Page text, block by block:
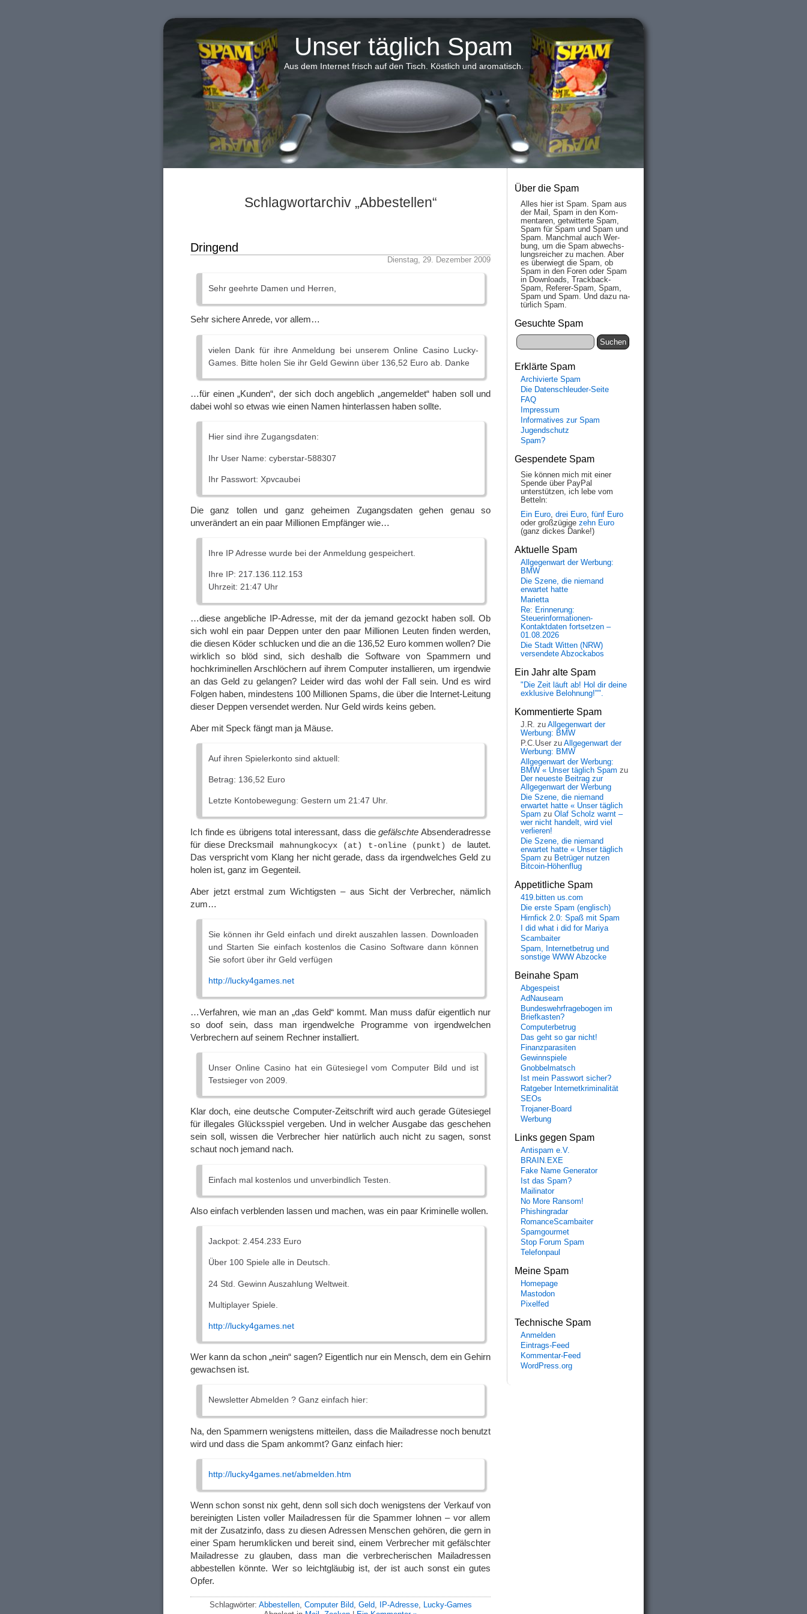
Unser täglich Spam
Aus dem Internet frisch auf den Tisch. Köstlich und aromatisch.
Schlagwortarchiv „Abbestellen“
Dringend
Dienstag, 29. Dezember 2009
Sehr geehrte Damen und Herren,
Sehr sichere Anrede, vor allem…
vielen Dank für ihre Anmeldung bei unserem Online Casino Lucky-
Games. Bitte holen Sie ihr Geld Gewinn über 136,52 Euro ab. Danke
…für einen „Kunden“, der sich doch angeblich „angemeldet“ haben soll und
dabei wohl so etwas wie einen Namen hinterlassen haben sollte.
Hier sind ihre Zugangsdaten:
Ihr User Name: cyberstar-588307
Ihr Passwort: Xpvcaubei
Die ganz tollen und ganz geheimen Zugangsdaten gehen genau so
unverändert an ein paar Millionen Empfänger wie…
Ihre IP Adresse wurde bei der Anmeldung gespeichert.
Ihre IP: 217.136.112.153
Uhrzeit: 21:47 Uhr
…diese angebliche IP-Adresse, mit der da jemand gezockt haben soll. Ob
sich wohl ein paar Deppen unter den paar Millionen Leuten finden werden,
die diesen Köder schlucken und die an die 136,52 Euro kommen wollen? Die
wirklich so blöd sind, sich deshalb die Software von Spammern und
hochkriminellen Arschlöchern auf ihrem Computer installieren, um irgendwie
an das Geld zu gelangen? Leider wird das wohl der Fall sein. Und es wird
Folgen haben, mindestens 100 Millionen Spams, die über die Internet-Leitung
dieser Deppen versendet werden. Nur Geld wirds keins geben.
Aber mit Speck fängt man ja Mäuse.
Auf ihren Spielerkonto sind aktuell:
Betrag: 136,52 Euro
Letzte Kontobewegung: Gestern um 21:47 Uhr.
Ich finde es übrigens total interessant, dass diegefälschte Absenderadresse
für diese Drecksmail
mahnungkocyx (at) t-online (punkt) de
lautet.
Das verspricht vom Klang her nicht gerade, dass da irgendwelches Geld zu
holen ist, ganz im Gegenteil.
Aber jetzt erstmal zum Wichtigsten – aus Sicht der Verbrecher, nämlich
zum…
Sie können ihr Geld einfach und direkt auszahlen lassen. Downloaden
und Starten Sie einfach kostenlos die Casino Software dann können
Sie sofort über ihr Geld verfügen
http://lucky4games.net
…Verfahren, wie man an „das Geld“ kommt. Man muss dafür eigentlich nur
so doof sein, dass man irgendwelche Programme von irgendwelchen
Verbrechern auf seinem Rechner installiert.
Unser Online Casino hat ein Gütesiegel vom Computer Bild und ist
Testsieger von 2009.
Klar doch, eine deutsche Computer-Zeitschrift wird auch gerade Gütesiegel
für illegales Glücksspiel vergeben. Und in welcher Ausgabe das geschehen
sein soll, wissen die Verbrecher hier natürlich auch nicht zu sagen, sonst
schaut noch jemand nach.
Einfach mal kostenlos und unverbindlich Testen.
Also einfach verblenden lassen und machen, was ein paar Kriminelle wollen.
Jackpot: 2.454.233 Euro
Über 100 Spiele alle in Deutsch.
24 Std. Gewinn Auszahlung Weltweit.
Multiplayer Spiele.
http://lucky4games.net
Wer kann da schon „nein“ sagen? Eigentlich nur ein Mensch, dem ein Gehirn
gewachsen ist.
Newsletter Abmelden ? Ganz einfach hier:
Na, den Spammern wenigstens mitteilen, dass die Mailadresse noch benutzt
wird und dass die Spam ankommt? Ganz einfach hier:
http://lucky4games.net/abmelden.htm
Wenn schon sonst nix geht, denn soll sich doch wenigstens der Verkauf von
bereinigten Listen voller Mailadressen für die Spammer lohnen – vor allem
mit der Zusatzinfo, dass zu diesen Adressen Menschen gehören, die gern in
einer Spam herumklicken und bereit sind, einem Verbrecher mit gefälschter
Mailadresse zu glauben, dass man die verbrecherischen Mailadressen
abbestellen könnte. Wer so leichtgläubig ist, der ist auch sonst ein gutes
Opfer.
Schlagwörter: Abbestellen, Computer Bild, Geld, IP-Adresse, Lucky-Games
Über die Spam
Alles hier ist Spam. Spam aus
der Mail, Spam in den Kom­
men­taren, ge­twit­ter­te Spam,
Spam für Spam und Spam und
Spam. Manch­mal auch Wer­
bung, um die Spam ab­wechs­
lungs­reich­er zu mach­en. Aber
es über­wiegt die Spam, ob
Spam in den Fo­ren oder Spam
in Down­loads, Track­back-
Spam, Re­fe­rer-Spam, Spam,
Spam und Spam. Und da­zu na­
tür­lich Spam.
Gesuchte Spam
Erklärte Spam
Archivierte Spam
Die Datenschleuder-Seite
FAQ
Impressum
Informatives zur Spam
Jugendschutz
Spam?
Gespendete Spam
Sie können mich mit einer
Spende über PayPal
unterstützen, ich lebe vom
Betteln:
Ein Euro, drei Euro, fünf Euro
oder großzügige zehn Euro
(ganz dickes Danke!)
Aktuelle Spam
Allgegenwart der Werbung:
BMW
Die Szene, die niemand
erwartet hatte
Marietta
Re: Erinnerung:
Steuerinformationen-
Kontaktdaten fortsetzen –
01.08.2026
Die Stadt Witten (NRW)
versendete Abzockabos
Ein Jahr alte Spam
"Die Zeit läuft ab! Hol dir deine
exklusive Belohnung!"".
Kommentierte Spam
J.R. zu Allgegenwart der
Werbung: BMW
P.C.User zu Allgegenwart der
Werbung: BMW
Allgegenwart der Werbung:
BMW « Unser täglich Spam zu
Der neueste Beitrag zur
Allgegenwart der Werbung
Die Szene, die niemand
erwartet hatte « Unser täglich
Spam zu Olaf Scholz warnt –
wer nicht handelt, wird viel
verlieren!
Die Szene, die niemand
erwartet hatte « Unser täglich
Spam zu Betrüger nutzen
Bitcoin-Höhenflug
Appetitliche Spam
419.bitten us.com
Die erste Spam (englisch)
Hirnfick 2.0: Spaß mit Spam
I did what i did for Mariya
Scambaiter
Spam, Internetbetrug und
sonstige WWW Abzocke
Beinahe Spam
Abgespeist
AdNauseam
Bundeswehrfragebogen im
Briefkasten?
Computerbetrug
Das geht so gar nicht!
Finanzparasiten
Gewinnspiele
Gnobbelmatsch
Ist mein Passwort sicher?
Ratgeber Internetkriminalität
SEOs
Trojaner-Board
Werbung
Links gegen Spam
Antispam e.V.
BRAIN.EXE
Fake Name Generator
Ist das Spam?
Mailinator
No More Ransom!
Phishingradar
RomanceScambaiter
Spamgourmet
Stop Forum Spam
Telefonpaul
Meine Spam
Homepage
Mastodon
Pixelfed
Technische Spam
Anmelden
Eintrags-Feed
Kommentar-Feed
WordPress.org